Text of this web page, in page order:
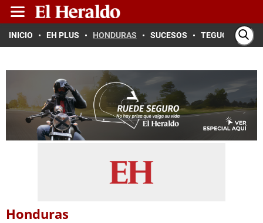
INICIO EH PLUS HONDURAS SUCESOS TEGUCIGALPA
Honduras